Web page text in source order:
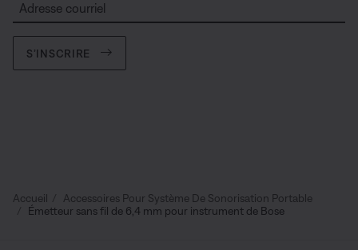
Adresse courriel
S’INSCRIRE
Accueil
Accessoires Pour Système De Sonorisation Portable
Émetteur sans fil de 6,4 mm pour instrument de Bose